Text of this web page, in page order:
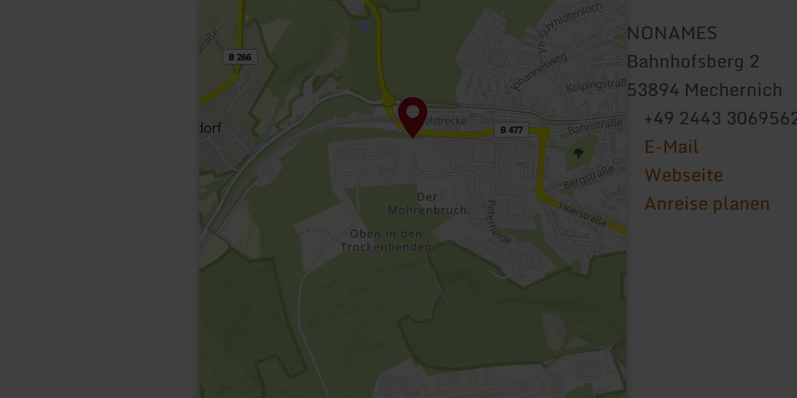
NONAMES
Bahnhofsberg 2
53894 Mechernich
+49 2443
E-Mail
Webseite
Anreise planen